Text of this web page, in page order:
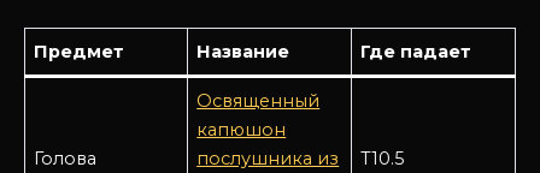
Предмет Название Где падает
Голова
Освященный
капюшон
послушника из
Т10.5